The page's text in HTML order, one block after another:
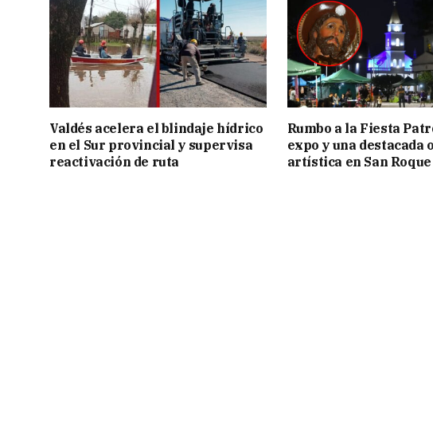
Valdés acelera el blindaje hídrico
en el Sur provincial y supervisa
reactivación de ruta
Rumbo a la Fiesta
expo y una destacada
artística en San Roque